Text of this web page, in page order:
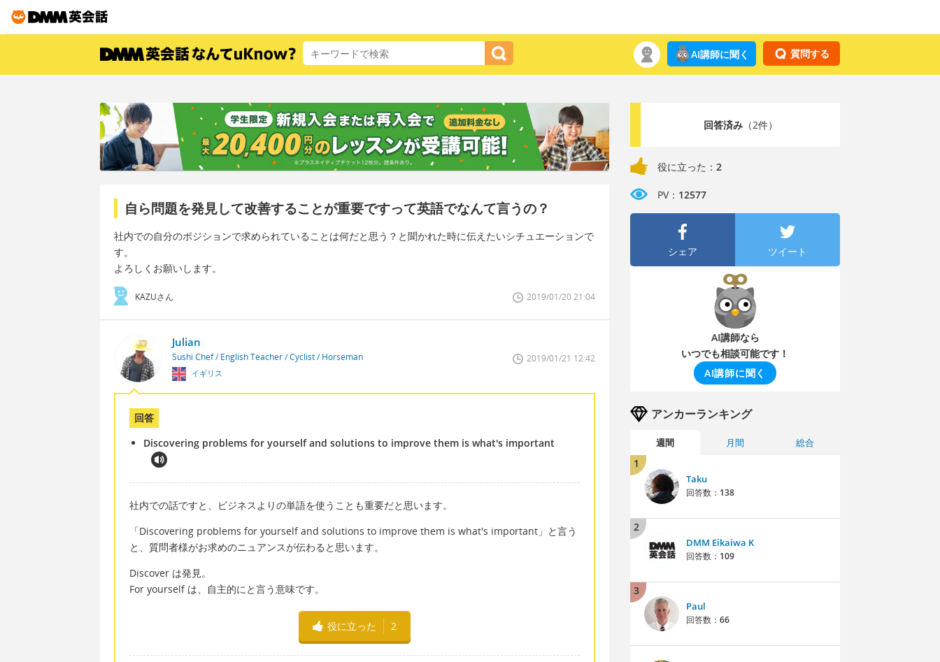
質問する
AI講師に聞く
自ら問題を発見して改善することが重要ですって英語でなんて言うの？
社内での自分のポジションで求められていることは何だと思う？と聞かれた時に伝えたいシチュエーションで
す。
よろしくお願いします。
KAZUさん 2019/01/20 21:04
Julian
Sushi Chef / English Teacher / Cyclist / Horseman
イギリス
2019/01/21 12:42
回答
Discovering problems for yourself and solutions to improve them is what's important
社内での話ですと、ビジネスよりの単語を使うことも重要だと思います。
「Discovering problems for yourself and solutions to improve them is what's important」と言う
と、質問者様がお求めのニュアンスが伝わると思います。
Discover は発見。
For yourself は、自主的にと言う意味です。
役に立った 2
回答済み（2件）
役に立った： 2
PV： 12577
シェア ツイート
AI講師なら
いつでも相談可能です！
AI講師に聞く
アンカーランキング
週間 月間 総合
1
Taku
回答数： 138
2
DMM Eikaiwa K
回答数： 109
3
Paul
回答数： 66